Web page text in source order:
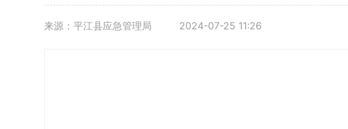
来源：平江县应急管理局 2024-07-25 11:26